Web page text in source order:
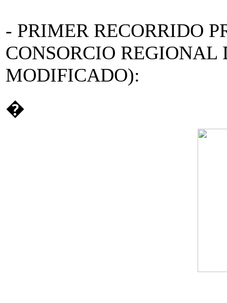
- PRIMER RECORRIDO
CONSORCIO REGIONAL
MODIFICADO):
�